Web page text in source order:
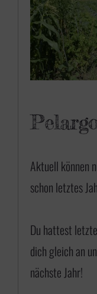
Aktuell können
schon letztes
Du hattest
dich gleich an
nächste Jahr!